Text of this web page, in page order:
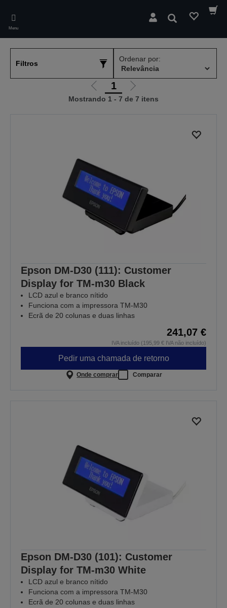
main
content
Menu
Pesquisar
Filtros
Ordenar por:
Ir
para
1
Ir
para
Mostrando 1 - 7 de 7 itens
Epson DM-D30 (111): Customer
Display for TM-m30 Black
LCD azul e branco nítido
Funciona com a impressora TM-M30
Ecrã de 20 colunas e duas linhas
241,07 €
IVA incluído (195,99 € IVA não incluído)
Pedir uma chamada de retorno
Onde comprar Comparar
Epson DM-D30 (101): Customer
Display for TM-m30 White
LCD azul e branco nítido
Funciona com a impressora TM-M30
Ecrã de 20 colunas e duas linhas